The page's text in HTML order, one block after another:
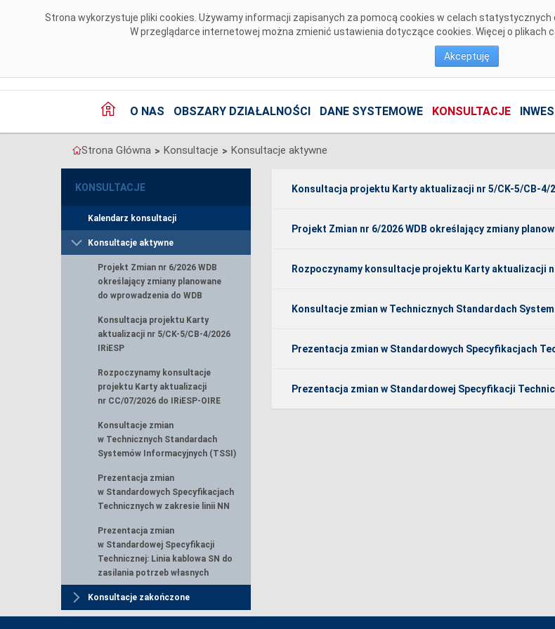
Strona wykorzystuje pliki cookies. Używamy informacji zapisanych za pomocą cookies w celach
W przeglądarce internetowej można zmienić ustawienia dotyczące cookies. Więcej o plikach
Akceptuję
O NAS OBSZARY DZIAŁALNOŚCI DANE SYSTEMOWE KONSULTACJE
Strona Główna > Konsultacje > Konsultacje aktywne
KONSULTACJE
Kalendarz konsultacji
Konsultacje aktywne
Projekt Zmian nr 6/2026 WDB
określający zmiany planowane
do wprowadzenia do WDB
Konsultacja projektu Karty
aktualizacji nr 5/CK-5/CB-4/2026
IRiESP
Rozpoczynamy konsultacje
projektu Karty aktualizacji
nr CC/07/2026 do IRiESP-OIRE
Konsultacje zmian
w Technicznych Standardach
Systemów Informacyjnych (TSSI)
Prezentacja zmian
w Standardowych Specyfikacjach
Technicznych w zakresie linii NN
Prezentacja zmian
w Standardowej Specyfikacji
Technicznej: Linia kablowa SN do
zasilania potrzeb własnych
Konsultacje zakończone
Konsultacja projektu Karty aktualizacji nr 5/CK-5/CB-4/
Projekt Zmian nr 6/2026 WDB określający zmiany
Rozpoczynamy konsultacje projektu Karty aktualizacji
Konsultacje zmian w Technicznych Standardach
Prezentacja zmian w Standardowych Specyfikacjach
Prezentacja zmian w Standardowej Specyfikacji